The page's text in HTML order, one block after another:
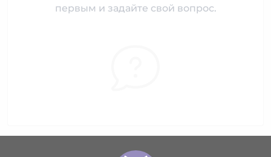
первым и задайте свой вопрос.